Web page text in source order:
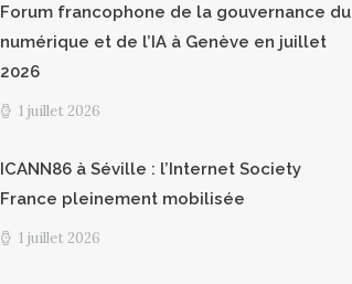
Forum francophone de la gouvernance du
numérique et de l’IA à Genève en juillet
2026
1 juillet 2026
ICANN86 à Séville : l’Internet Society
France pleinement mobilisée
1 juillet 2026